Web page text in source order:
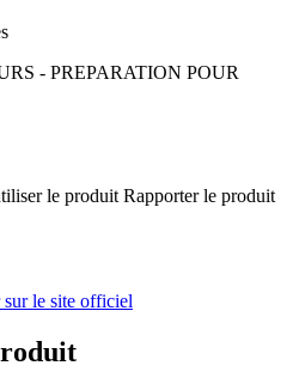
le produit Rapporter le produit
le site officiel